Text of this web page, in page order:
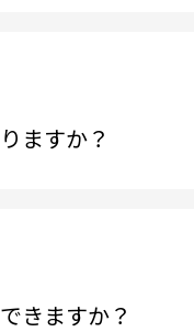
ますか？
きますか？